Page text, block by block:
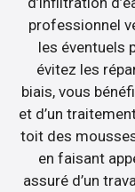
professionnel
les éventuels
évitez les
biais, vous
et d’un
toit des
en faisant
assuré d’un